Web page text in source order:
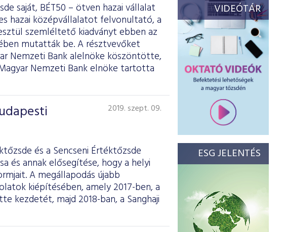
saját, BÉT50 – ötven hazai vállalat
hazai középvállalatot felvonultató, a
szemléltető kiadványt ebben az
mutatták be. A résztvevőket
Nemzeti Bank alelnöke köszöntötte,
Nemzeti Bank elnöke tartotta
2019. szept. 09.
és a Sencseni Értéktőzsde
és annak elősegítése, hogy a helyi
A megállapodás újabb
kiépítésében, amely 2017-ben, a
kezdetét, majd 2018-ban, a Sanghaji
VIDEÓTÁR
ESG JELENTÉS